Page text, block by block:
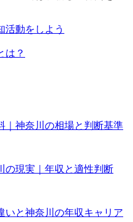
活動をしよう
は？
｜神奈川の相場と判断基準
の現実｜年収と適性判断
いと神奈川の年収キャリア